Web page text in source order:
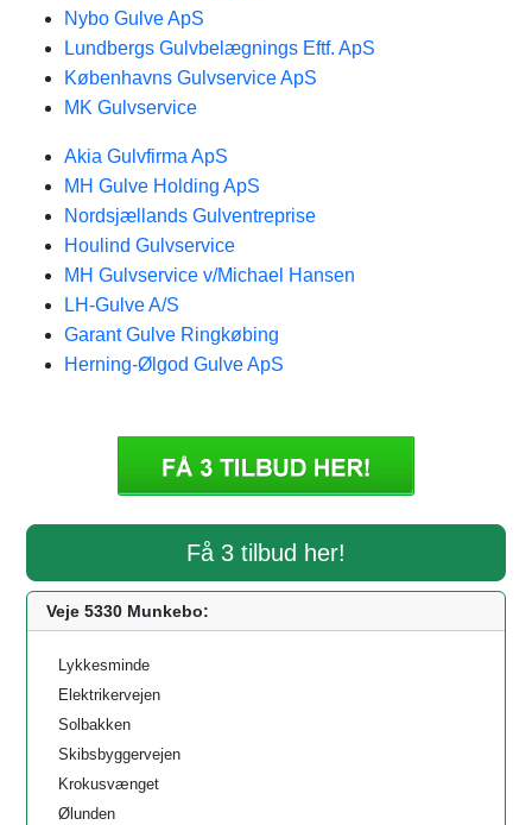
Nybo Gulve ApS
Lundbergs Gulvbelægnings Eftf. ApS
Københavns Gulvservice ApS
MK Gulvservice
Akia Gulvfirma ApS
MH Gulve Holding ApS
Nordsjællands Gulventreprise
Houlind Gulvservice
MH Gulvservice v/Michael Hansen
LH-Gulve A/S
Garant Gulve Ringkøbing
Herning-Ølgod Gulve ApS
Få 3 tilbud her!
Veje 5330 Munkebo:
Lykkesminde
Elektrikervejen
Solbakken
Skibsbyggervejen
Krokusvænget
Ølunden